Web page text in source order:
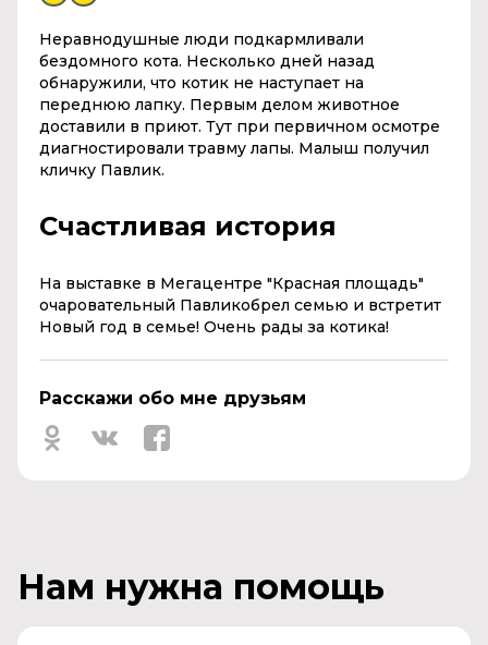
Неравнодушные люди подкармливали
бездомного кота. Несколько дней назад
обнаружили, что котик не наступает на
переднюю лапку. Первым делом животное
доставили в приют. Тут при первичном осмотре
диагностировали травму лапы. Малыш получил
кличку Павлик.
Счастливая история
На выставке в Мегацентре "Красная площадь"
очаровательный Павликобрел семью и встретит
Новый год в семье! Очень рады за котика!
Расскажи обо мне друзьям
Нам нужна помощь